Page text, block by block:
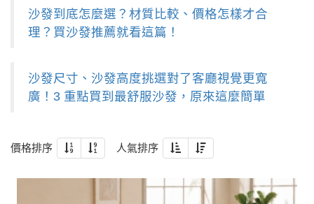
沙發到底怎麼選？材質比較、價格怎樣才合
理？買沙發推薦就看這篇！
沙發尺寸、沙發高度挑選對了客廳視覺更寬
廣！3 重點買到最舒服沙發，原來這麼簡單
價格排序 人氣排序